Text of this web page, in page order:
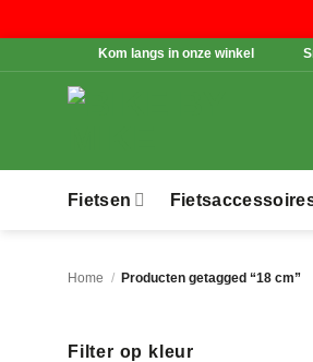
naar
Kom langs in onze winkel
Fietsen
Home / Producten getagged “18 cm”
Filter op kleur